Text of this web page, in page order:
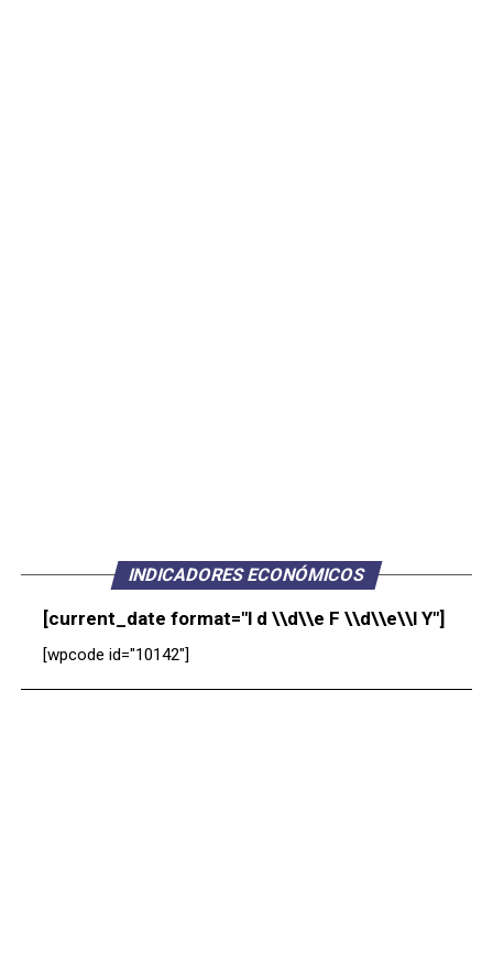
INDICADORES ECONÓMICOS
[current_date format="l d \\d\\e F \\d\\e\\l Y"]
[wpcode id="10142"]